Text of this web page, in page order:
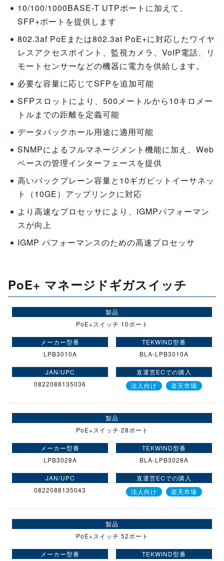
10/100/1000BASE-T UTPポートに加えて、
SFP+ポートを提供します
802.3af PoEまたは802.3at PoE+に対応したワイヤ
レスアクセスポイント、監視カメラ、VoIP電話、リ
モートセンサーなどの機器に電力を供給します。
必要な容量に応じてSFPを追加可能
SFPスロットにより、500メートルから10キロメー
トルまでの距離を定義可能
データバックホール用途に適用可能
SNMPによるフルマネージメント機能に加え、Web
ベースの管理インターフェースを提供
高いバックプレーン容量と10ギガビットイーサネッ
ト（10GE）アップリンクに対応
より高速なプロセッサにより、IGMPパフォーマン
スが向上
IGMP パフォーマンスのための高速プロセッサ
PoE+ マネージドギガスイッチ
PoE+スイッチ 10ポート
LPB3010A BLA-LPB3010A
0822088135036 法人向け 楽天市場
PoE+スイッチ 28ポート
LPB3028A BLA-LPB3028A
0822088135043 法人向け 楽天市場
PoE+スイッチ 52ポート